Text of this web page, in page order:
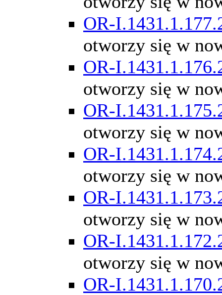
OR-
otworzy się w
OR-
otworzy się w
OR-
otworzy się w
OR-
otworzy się w
OR-
otworzy się w
OR-
otworzy się w
OR-